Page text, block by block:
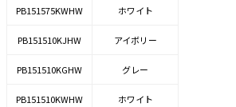
PB151575KWHW ホワイト
PB151510KJHW アイボリー
PB151510KGHW グレー
PB151510KWHW ホワイト